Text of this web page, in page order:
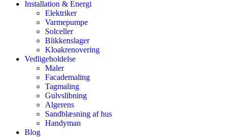
Installation & Energi
Elektriker
Varmepumpe
Solceller
Blikkenslager
Kloakrenovering
Vedligeholdelse
Maler
Facademaling
Tagmaling
Gulvslibning
Algerens
Sandblæsning af hus
Handyman
Blog